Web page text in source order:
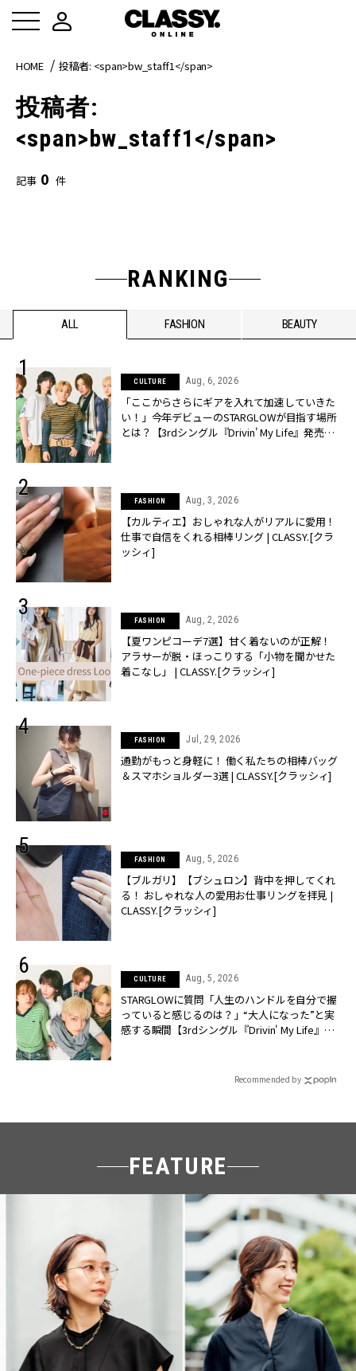
HOME 投稿者: <span>bw_staff1</span>
投稿者:
<span>bw_staff1</span>
記事 0 件
RANKING
ALL FASHION BEAUTY
CULTURE Aug, 6, 2026
「ここからさらにギアを入れて加速していきた
い！」今年デビューのSTARGLOWが目指す場所
とは？【3rdシングル『Drivin' My Life』発売】 |
FASHION Aug, 3, 2026
【カルティエ】おしゃれな人がリアルに愛用！
仕事で自信をくれる相棒リング | CLASSY.[クラ
ッシィ]
FASHION Aug, 2, 2026
【夏ワンピコーデ7選】甘く着ないのが正解！
アラサーが脱・ほっこりする「小物を聞かせた
着こなし」 | CLASSY.[クラッシィ]
FASHION Jul, 29, 2026
通勤がもっと身軽に！ 働く私たちの相棒バッグ
＆スマホショルダー3選 | CLASSY.[クラッシィ]
FASHION Aug, 5, 2026
【ブルガリ】【ブシュロン】背中を押してくれ
る！ おしゃれな人の愛用お仕事リングを拝見 |
CLASSY.[クラッシィ]
CULTURE Aug, 5, 2026
STARGLOWに質問「人生のハンドルを自分で握
っていると感じるのは？」“大️人になった”と実
感する瞬間【3rdシングル『Drivin' My Life』発
Recommended by
FEATURE